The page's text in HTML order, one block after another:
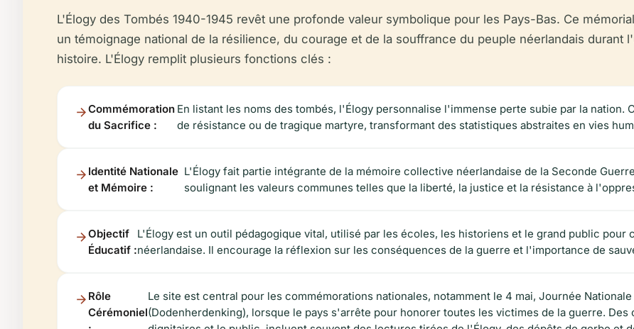
L'Élogy des Tombés 1940-1945 revêt une profonde valeur symbolique pour les Pays-Bas. Ce
un témoignage national de la résilience, du courage et de la souffrance du peuple néerlandais durant
histoire. L'Élogy remplit plusieurs fonctions clés :
Commémoration
du Sacrifice :
En listant les noms des tombés, l'Élogy personnalise l'immense perte subie par la nation.
de résistance ou de tragique martyre, transformant des statistiques abstraites en vies
Identité Nationale
et Mémoire :
L'Élogy fait partie intégrante de la mémoire collective néerlandaise de la Seconde
soulignant les valeurs communes telles que la liberté, la justice et la résistance à
Objectif
Éducatif :
L'Élogy est un outil pédagogique vital, utilisé par les écoles, les historiens et le grand public
néerlandaise. Il encourage la réflexion sur les conséquences de la guerre et l'importance de
Rôle
Cérémoniel
Le site est central pour les commémorations nationales, notamment le 4 mai, Journée
(Dodenherdenking), lorsque le pays s'arrête pour honorer toutes les victimes de la guerre.